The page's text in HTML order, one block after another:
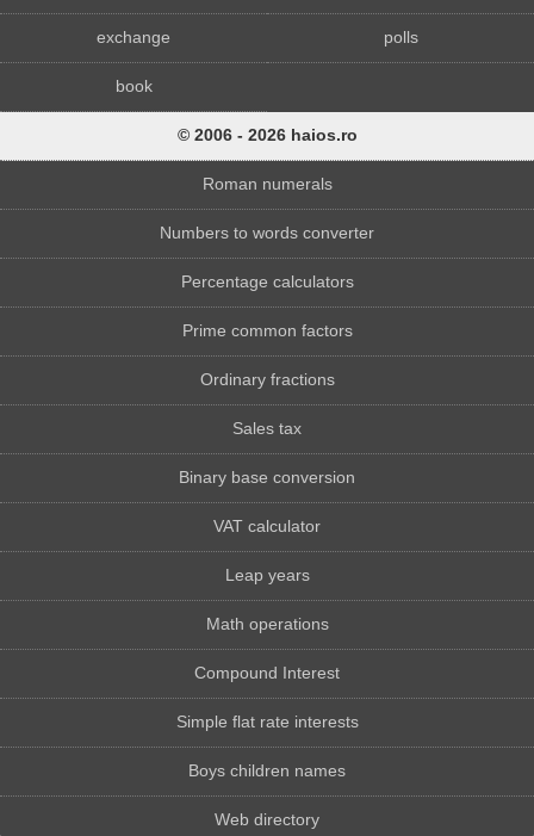
exchange polls
book
© 2006 - 2026 haios.ro
Roman numerals
Numbers to words converter
Percentage calculators
Prime common factors
Ordinary fractions
Sales tax
Binary base conversion
VAT calculator
Leap years
Math operations
Compound Interest
Simple flat rate interests
Boys children names
Web directory